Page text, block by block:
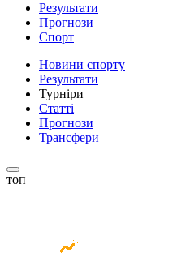
Результати
Прогнози
Спорт
Новини спорту
Результати
Турніри
Статті
Прогнози
Трансфери
топ